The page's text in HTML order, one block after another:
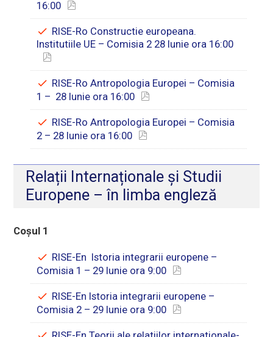
16:00
RISE-Ro Constructie europeana.
Institutiile UE – Comisia 2 28 Iunie ora 16:00
RISE-Ro Antropologia Europei – Comisia
1 – 28 Iunie ora 16:00
RISE-Ro Antropologia Europei – Comisia
2 – 28 Iunie ora 16:00
Relații Internaționale și Studii
Europene – în limba engleză
Coșul 1
RISE-En Istoria integrarii europene –
Comisia 1 – 29 Iunie ora 9:00
RISE-En Istoria integrarii europene –
Comisia 2 – 29 Iunie ora 9:00